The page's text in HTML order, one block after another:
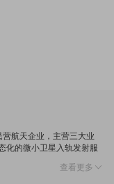
营航天企业，主营三大业
化的微小卫星入轨发射服
查看更多